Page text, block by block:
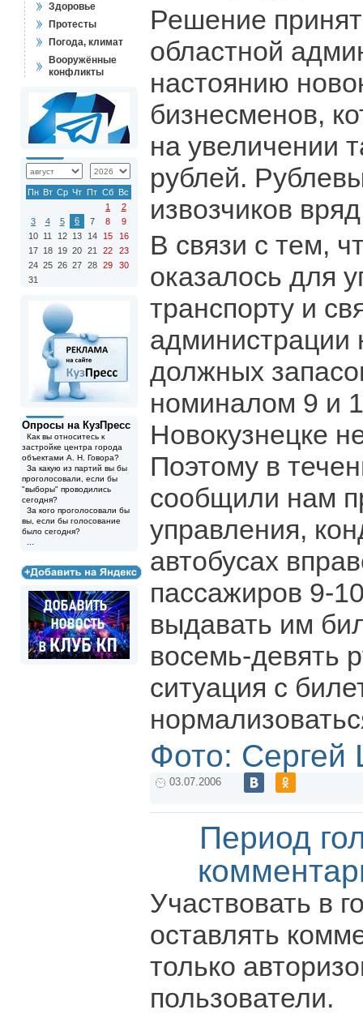
Здоровье
Протесты
Погода, климат
Вооружённые
конфликты
Пн Вт Ср Чт Пт Сб Вс
1
2
3
4 5 6 7 8
9
10 11 12 13 14 15
16
17 18 19 20 21 22
23
24 25 26 27 28 29
30
31
Опросы на КузПресс
Как вы относитесь к
застройке центра города
объектами А. Н. Говора?
За какую из партий вы бы
проголосовали, если бы
"выборы" проводились
сегодня?
За кого проголосовали бы
вы, если бы голосование
было сегодня?
Решение
областной
настоянию
бизнесменов,
на увеличении
рублей.
извозчиков
В связи с тем,
оказалось для
транспорту и
должных
номиналом 9 и
Новокузнецке
Поэтому в
сообщили нам
управления,
автобусах
пассажиров 9-
выдавать им
восемь-девять
ситуация с
Фото: Сергей
03.07.2006
Период
Участвовать в
оставлять
только
пользователи.